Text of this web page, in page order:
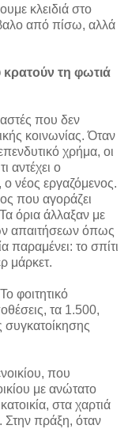
κλειδιά στο
από πίσω, αλλά
κρατούν τη φωτιά
που δεν
κοινωνίας. Όταν
χρήμα, οι
αντέχει ο
νέος εργαζόμενος.
που αγοράζει
όρια άλλαξαν με
απαιτήσεων όπως
το σπίτι
μάρκετ.
φοιτητικό
τα 1.500,
που
με ανώτατο
στα χαρτιά
Στην πράξη, όταν